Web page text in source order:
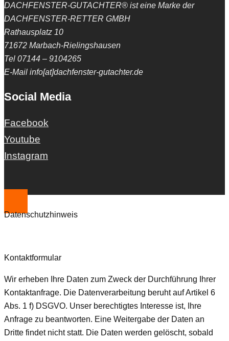
DACHFENSTER-GUTACHTER® ist eine Marke der
DACHFENSTER-RETTER GMBH
Rathausplatz 10
71672 Marbach-Rielingshausen
Tel 07144 – 9104265
E-Mail info[at]dachfenster-gutachter.de
Social Media
Facebook
Youtube
Instagram
Datenschutzhinweis
Kontaktformular
Wir erheben Ihre Daten zum Zweck der Durchführung Ihrer
Kontaktanfrage. Die Datenverarbeitung beruht auf Artikel 6
Abs. 1 f) DSGVO. Unser berechtigtes Interesse ist, Ihre
Anfrage zu beantworten. Eine Weitergabe der Daten an
Dritte findet nicht statt. Die Daten werden gelöscht, sobald